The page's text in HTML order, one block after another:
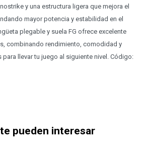
y una estructura ligera que mejora el
mayor potencia y estabilidad en el
plegable y suela FG ofrece excelente
combinando rendimiento, comodidad y
llevar tu juego al siguiente nivel. Código:
pueden interesar